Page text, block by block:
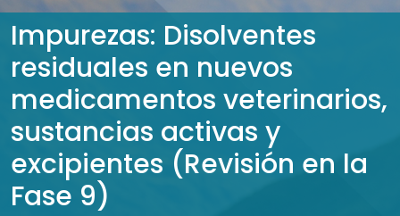
Impurezas: Disolventes
residuales en nuevos
medicamentos veterinarios,
sustancias activas y
excipientes (Revisión en la
Fase 9)